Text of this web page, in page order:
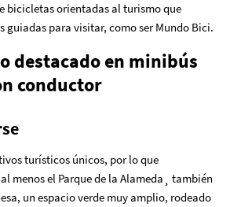
bicicletas orientadas al turismo que
guiadas para visitar, como ser Mundo Bici.
destacado en minibús
conductor
turísticos únicos, por lo que
menos el Parque de la Alameda¸ también
un espacio verde muy amplio, rodeado